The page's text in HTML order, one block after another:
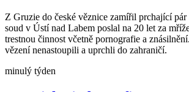
Z Gruzie do české věznice zamířil prchající
soud v Ústí nad Labem poslal na 20 let za
trestnou činnost včetně pornografie a
vězení nenastoupili a uprchli do zahraničí.
minulý týden